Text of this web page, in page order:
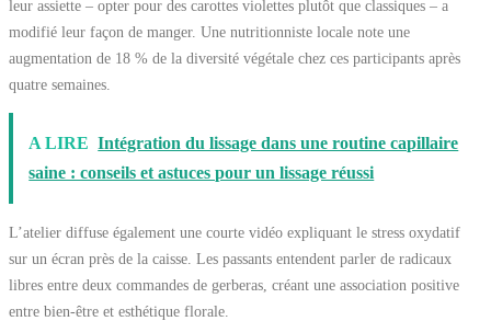
leur assiette – opter pour des carottes violettes plutôt que classiques – a
modifié leur façon de manger. Une nutritionniste locale note une
augmentation de 18 % de la diversité végétale chez ces participants après
quatre semaines.
A LIRE Intégration du lissage dans une routine capillaire
saine : conseils et astuces pour un lissage réussi
L’atelier diffuse également une courte vidéo expliquant le stress oxydatif
sur un écran près de la caisse. Les passants entendent parler de radicaux
libres entre deux commandes de gerberas, créant une association positive
entre bien-être et esthétique florale.